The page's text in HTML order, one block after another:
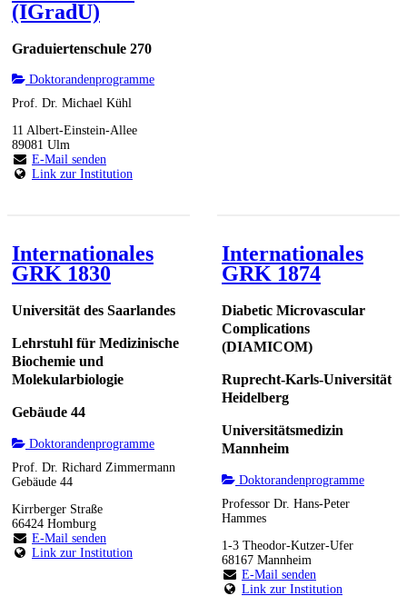
(IGradU)
Graduiertenschule 270
Doktorandenprogramme
Prof. Dr. Michael Kühl
11 Albert-Einstein-Allee
89081 Ulm
E-Mail senden
Link zur Institution
Internationales
GRK 1830
Universität des Saarlandes
Lehrstuhl für Medizinische
Biochemie und
Molekularbiologie
Gebäude 44
Doktorandenprogramme
Prof. Dr. Richard Zimmermann
Gebäude 44
Kirrberger Straße
66424 Homburg
E-Mail senden
Link zur Institution
Internationales
GRK 1874
Diabetic Microvascular
Complications
(DIAMICOM)
Ruprecht-Karls-Universität
Heidelberg
Universitätsmedizin
Mannheim
Doktorandenprogramme
Professor Dr. Hans-Peter
Hammes
1-3 Theodor-Kutzer-Ufer
68167 Mannheim
E-Mail senden
Link zur Institution